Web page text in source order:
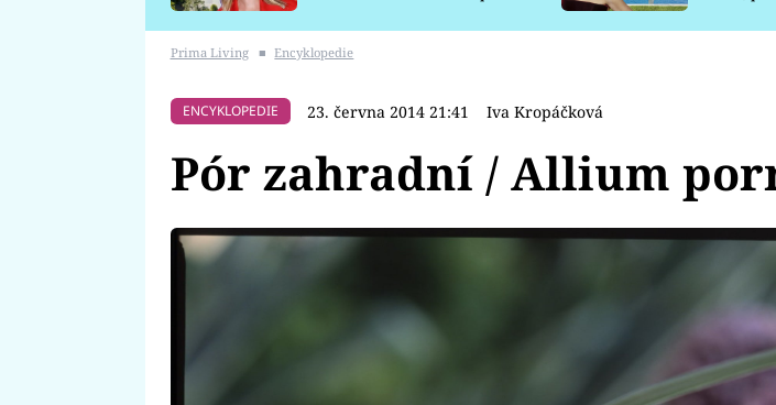
Prima Living ■ Encyklopedie
ENCYKLOPEDIE 23. června 2014 21:41 Iva Kropáčková
Pór zahradní / Allium